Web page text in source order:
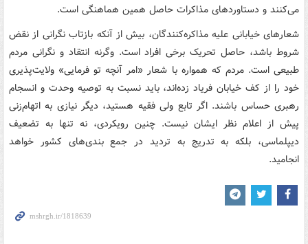
می‌کنند و دستاوردهای مذاکرات حاصل همین هماهنگی است.
شعارهای خیابانی علیه مذاکره‌کنندگان، بیش از آنکه بازتاب نگرانی از نقض
شروط باشد، حاصل تحریک برخی افراد است. وگرنه انتقاد و نگرانی مردم
طبیعی است. مردم که همواره با شعار «امر آنچه تو فرمایی» ولایت‌پذیری
خود را از کف خیابان فریاد زده‌اند، باید نسبت به توصیه وحدت و انسجام
رهبری حساس باشند. اگر تابع ولی فقیه هستید، دیگر نیازی به اتهام‌زنی
پیش از اعلام نظر ایشان نیست. چنین رویکردی، نه تنها به تضعیف
دیپلماسی، بلکه به تدریج به تردید در جمع بندی‌های کشور خواهد
انجامید.